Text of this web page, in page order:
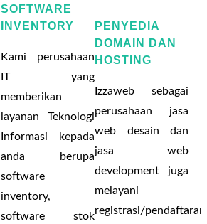
SOFTWARE
INVENTORY
Kami perusahaan
IT yang
memberikan
layanan Teknologi
Informasi kepada
anda berupa
software
inventory,
software stok
PENYEDIA
DOMAIN DAN
HOSTING
Izzaweb sebagai
perusahaan jasa
web desain dan
jasa web
development juga
melayani
registrasi/pendaftaran